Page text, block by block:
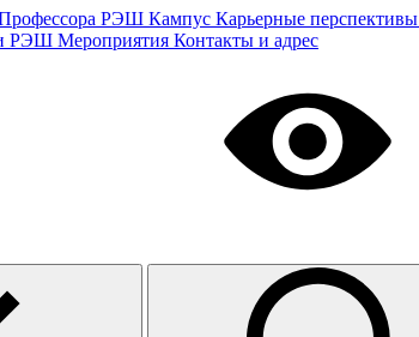
РЭШ Кампус Карьерные перспективы
РЭШ Мероприятия Контакты и адрес